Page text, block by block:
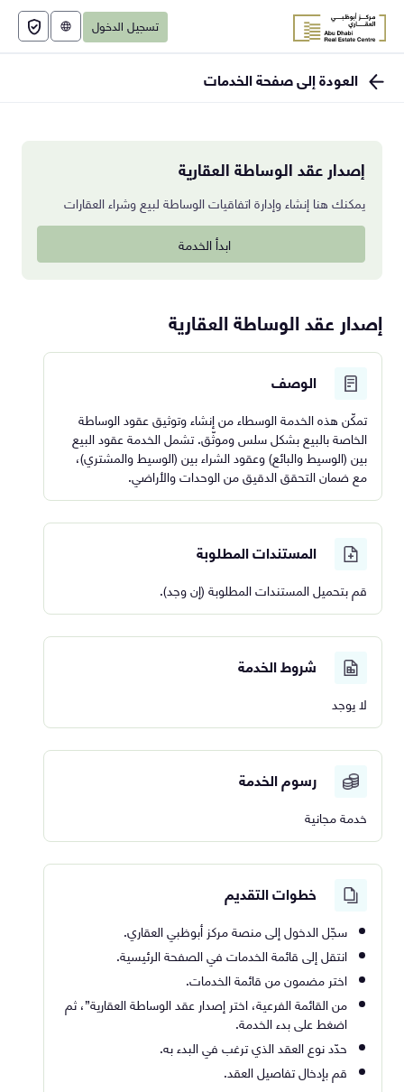
تسجيل الدخول English
العودة إلى صفحة الخدمات
إصدار عقد الوساطة العقارية
يمكنك هنا إنشاء وإدارة اتفاقيات الوساطة لبيع وشراء العقارات
ابدأ الخدمة
إصدار عقد الوساطة العقارية
الوصف
تمكّن هذه الخدمة الوسطاء من إنشاء وتوثيق عقود الوساطة
الخاصة بالبيع بشكل سلس وموثّق. تشمل الخدمة عقود البيع
بين (الوسيط والبائع) وعقود الشراء بين (الوسيط والمشتري)،
مع ضمان التحقق الدقيق من الوحدات والأراضي.
المستندات المطلوبة
قم بتحميل المستندات المطلوبة (إن وجد).
شروط الخدمة
لا يوجد
رسوم الخدمة
خدمة مجانية
خطوات التقديم
سجّل الدخول إلى منصة مركز أبوظبي العقاري.
انتقل إلى قائمة الخدمات في الصفحة الرئيسية.
اختر مضمون من قائمة الخدمات.
من القائمة الفرعية، اختر إصدار عقد الوساطة العقارية”، ثم
اضغط على بدء الخدمة.
حدّد نوع العقد الذي ترغب في البدء به.
قم بإدخال تفاصيل العقد.